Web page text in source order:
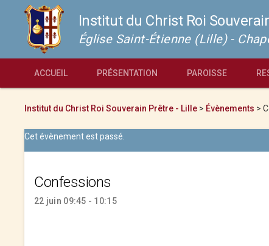
Institut du Christ Roi
Église Saint-Étienne (Lille) -
ACCUEIL PRÉSENTATION PAROISSE
Institut du Christ Roi Souverain Prêtre - Lille > Évènements >
Cet évènement est passé.
Confessions
22 juin 09:45 - 10:15